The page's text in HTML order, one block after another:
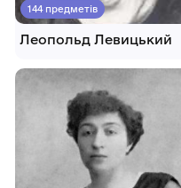
144 предметів
Леопольд Левицький